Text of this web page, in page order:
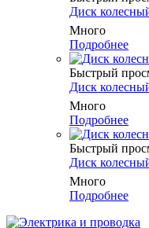
Диск
Много
Подробнее
Быстрый
Диск
Много
Подробнее
Быстрый
Диск
Много
Подробнее